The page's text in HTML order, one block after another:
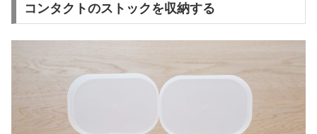
コンタクトのストックを収納する